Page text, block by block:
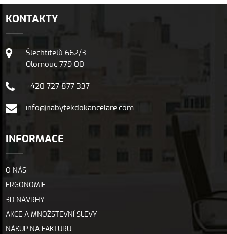
KONTAKTY
Šlechtitelů 662/3
Olomouc 779 00
+420 727 877 337
info@nabytekdokancelare.com
INFORMACE
O NÁS
ERGONOMIE
3D NÁVRHY
AKCE A MNOŽSTEVNÍ SLEVY
NÁKUP NA FAKTURU